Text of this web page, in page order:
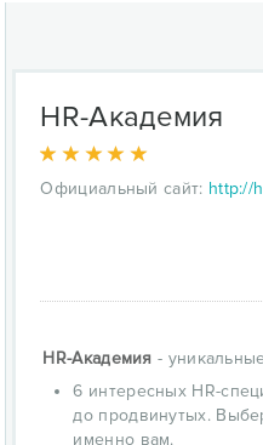
HR-Академия
Официальный сайт: http://
HR-Академия-
6 интересных HR-
до продвинутых.
именно вам.